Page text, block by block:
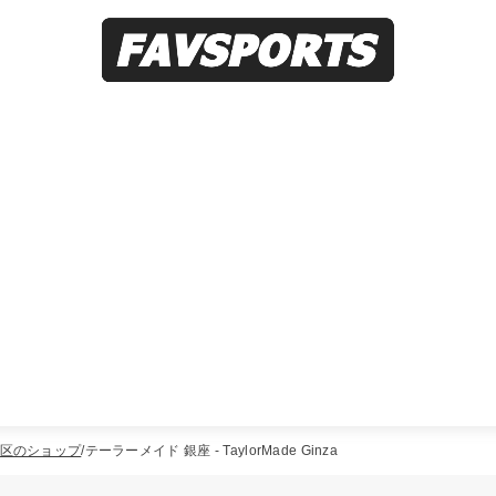
のショップ テーラーメイド 銀座 - TaylorMade Ginza